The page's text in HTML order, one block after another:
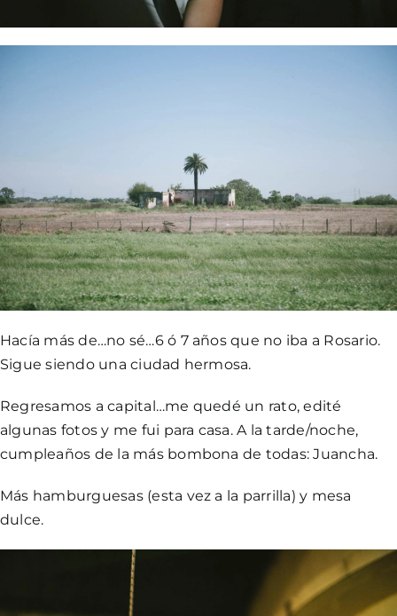
Hacía más de…no sé…6 ó 7 años que no iba a Rosario.
Sigue siendo una ciudad hermosa.
Regresamos a capital…me quedé un rato, edité
algunas fotos y me fui para casa. A la tarde/noche,
cumpleaños de la más bombona de todas: Juancha.
Más hamburguesas (esta vez a la parrilla) y mesa
dulce.